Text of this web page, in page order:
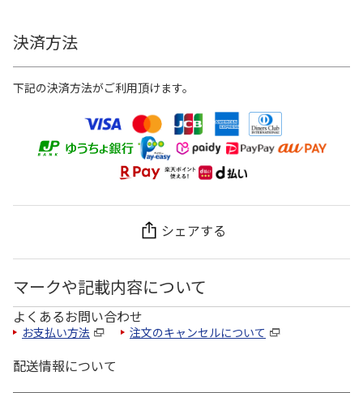
決済方法
下記の決済方法がご利用頂けます。
シェアする
マークや記載内容について
よくあるお問い合わせ
お支払い方法 注文のキャンセルについて
配送情報について